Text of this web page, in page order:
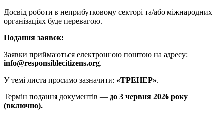
Досвід роботи в неприбутковому секторі та/або міжнародних
організаціях буде перевагою.
Подання заявок:
Заявки приймаються електронною поштою на адресу:
info@responsiblecitizens.org.
У темі листа просимо зазначити: «ТРЕНЕР».
Термін подання документів — до 3 червня 2026 року
(включно).